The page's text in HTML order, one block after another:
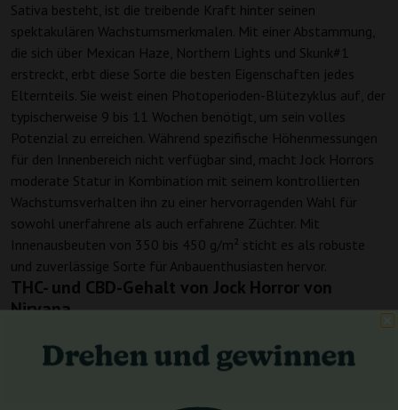
Sativa besteht, ist die treibende Kraft hinter seinen
spektakulären Wachstumsmerkmalen. Mit einer Abstammung,
die sich über Mexican Haze, Northern Lights und Skunk#1
erstreckt, erbt diese Sorte die besten Eigenschaften jedes
Elternteils. Sie weist einen Photoperioden-Blütezyklus auf, der
typischerweise 9 bis 11 Wochen benötigt, um sein volles
Potenzial zu erreichen. Während spezifische Höhenmessungen
für den Innenbereich nicht verfügbar sind, macht Jock Horrors
moderate Statur in Kombination mit seinem kontrollierten
Wachstumsverhalten ihn zu einer hervorragenden Wahl für
sowohl unerfahrene als auch erfahrene Züchter. Mit
Innenausbeuten von 350 bis 450 g/m² sticht es als robuste
und zuverlässige Sorte für Anbauenthusiasten hervor.
THC- und CBD-Gehalt von Jock Horror von
Nirvana
beträchtlichem THC-Gehalt von 15-19%, der einen